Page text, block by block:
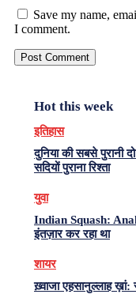
Save my name,
I comment.
Hot this week
इतिहास
दुनिया की सबसे पुरानी
सदियों पुराना रिश्ता
युवा
Indian Squash:
इंतज़ार कर रहा था
शायर
ख़्वाजा एहसानुल्लाह